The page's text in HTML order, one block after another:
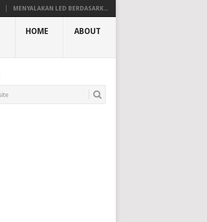
MENYALAKAN LED BERDASARK...
HOME ABOUT